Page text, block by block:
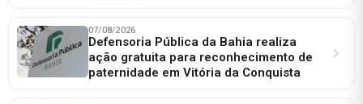
07/08/2026
Defensoria Pública da Bahia realiza
ação gratuita para reconhecimento de
paternidade em Vitória da Conquista